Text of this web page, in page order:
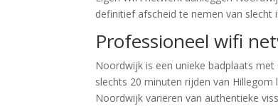
definitief afscheid te nemen van
Professioneel wifi
Noordwijk is een unieke badplaats
slechts 20 minuten rijden van
Noordwijk variëren van authentieke